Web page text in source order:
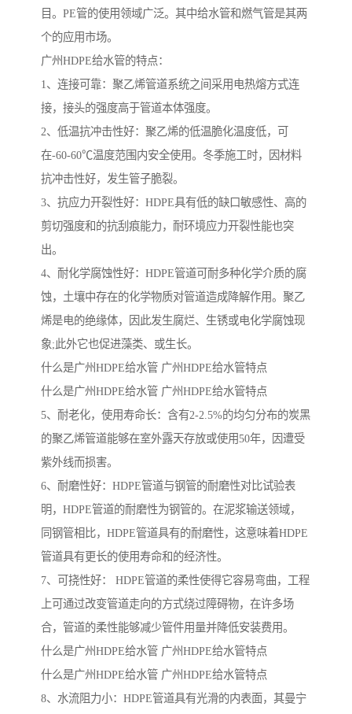
目。PE管的使用领域广泛。其中给水管和燃气管是其两
个的应用市场。
广州HDPE给水管的特点：
1、连接可靠：聚乙烯管道系统之间采用电热熔方式连
接，接头的强度高于管道本体强度。
2、低温抗冲击性好：聚乙烯的低温脆化温度低，可
在-60-60℃温度范围内安全使用。冬季施工时，因材料
抗冲击性好，发生管子脆裂。
3、抗应力开裂性好：HDPE具有低的缺口敏感性、高的
剪切强度和的抗刮痕能力，耐环境应力开裂性能也突
出。
4、耐化学腐蚀性好：HDPE管道可耐多种化学介质的腐
蚀，土壤中存在的化学物质对管道造成降解作用。聚乙
烯是电的绝缘体，因此发生腐烂、生锈或电化学腐蚀现
象;此外它也促进藻类、或生长。
什么是广州HDPE给水管 广州HDPE给水管特点
什么是广州HDPE给水管 广州HDPE给水管特点
5、耐老化，使用寿命长：含有2-2.5%的均匀分布的炭黑
的聚乙烯管道能够在室外露天存放或使用50年，因遭受
紫外线而损害。
6、耐磨性好：HDPE管道与钢管的耐磨性对比试验表
明，HDPE管道的耐磨性为钢管的。在泥浆输送领域，
同钢管相比，HDPE管道具有的耐磨性，这意味着HDPE
管道具有更长的使用寿命和的经济性。
7、可挠性好： HDPE管道的柔性使得它容易弯曲，工程
上可通过改变管道走向的方式绕过障碍物，在许多场
合，管道的柔性能够减少管件用量并降低安装费用。
什么是广州HDPE给水管 广州HDPE给水管特点
什么是广州HDPE给水管 广州HDPE给水管特点
8、水流阻力小：HDPE管道具有光滑的内表面，其曼宁